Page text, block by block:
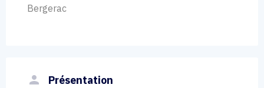
Bergerac
person Présentation